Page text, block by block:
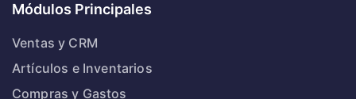
Módulos Principales
Ventas y CRM
Artículos e Inventarios
Compras y Gastos